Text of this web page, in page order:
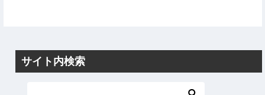
サイト内検索